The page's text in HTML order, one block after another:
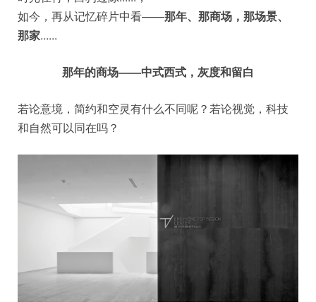
如今，再从记忆碎片中看——那年、那商场，那场景、
那家......
那年的商场——中式西式，灰度和留白
若论意境，简约和空灵有什么不同呢？若论视觉，科技
和自然可以同在吗？